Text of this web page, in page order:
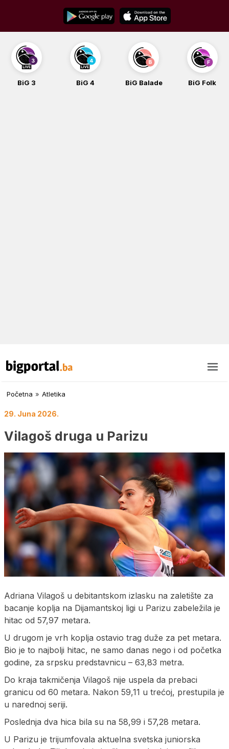
content
BiG 3 BiG 4 BiG Balade BiG Folk
Početna » Atletika
29. Juna 2026.
Vilagoš druga u Parizu
Adriana Vilagoš u debitantskom izlasku na zaletište za
bacanje koplja na Dijamantskoj ligi u Parizu zabeležila je
hitac od 57,97 metara.
U drugom je vrh koplja ostavio trag duže za pet metara.
Bio je to najbolji hitac, ne samo danas nego i od početka
godine, za srpsku predstavnicu – 63,83 metra.
Do kraja takmičenja Vilagoš nije uspela da prebaci
granicu od 60 metara. Nakon 59,11 u trećoj, prestupila je
u narednoj seriji.
Poslednja dva hica bila su na 58,99 i 57,28 metara.
U Parizu je trijumfovala aktuelna svetska juniorska